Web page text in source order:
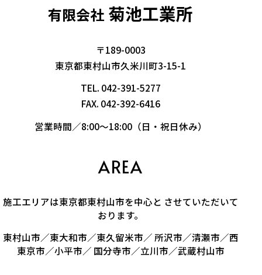
有限会社 菊池工業所
〒189-0003
東京都東村山市久米川町3-15-1
TEL. 042-391-5277
FAX. 042-392-6416
営業時間／8:00～18:00（日・祝日休み）
AREA
施工エリアは東京都東村山市を中心と させていただいて
おります。
東村山市／東大和市／東久留米市／ 所沢市／清瀬市／西
東京市／小平市／ 国分寺市／立川市／武蔵村山市